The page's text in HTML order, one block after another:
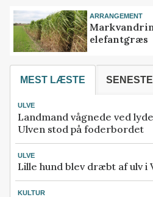
ARRANGEMENT
elefantgræs
MEST LÆSTE
ULVE
Landmand vågnede ved
Ulven stod på foderbordet
ULVE
Lille hund blev dræbt af ulv i
KULTUR